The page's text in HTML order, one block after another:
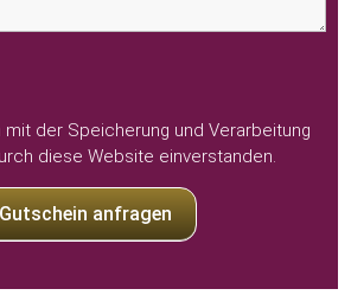
mit der Speicherung und Verarbeitung
diese Website einverstanden.
Gutschein anfragen